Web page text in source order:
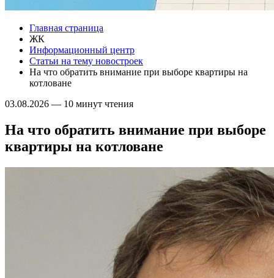
Главная страница
ЖК
Информационный центр
Статьи на тему новостроек
На что обратить внимание при выборе квартиры на
котловане
03.08.2026 — 10 минут чтения
На что обратить внимание при выборе
квартиры на котловане